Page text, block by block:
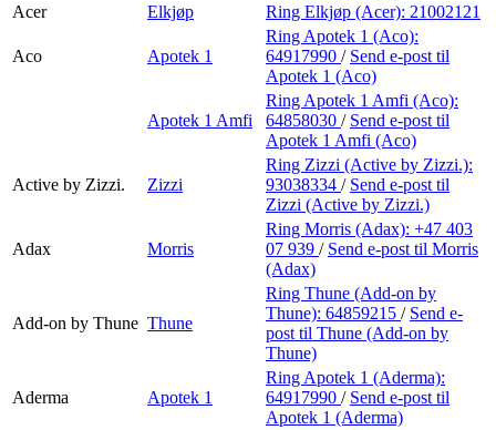
Acer
Elkjøp Ring Elkjøp (Acer): 21002121
Aco Apotek 1
Ring Apotek 1 (Aco):
64917990 / Send e-post til
Apotek 1 (Aco)
Apotek 1 Amfi
Ring Apotek 1 Amfi (Aco):
64858030 / Send e-post til
Apotek 1 Amfi (Aco)
Active by Zizzi. Zizzi
Ring Zizzi (Active by Zizzi.):
93038334 / Send e-post til
Zizzi (Active by Zizzi.)
Adax Morris
Ring Morris (Adax): +47 403
07 939 / Send e-post til Morris
(Adax)
Add-on by Thune Thune
Ring Thune (Add-on by
Thune): 64859215 / Send e-
post til Thune (Add-on by
Thune)
Aderma Apotek 1
Ring Apotek 1 (Aderma):
64917990 / Send e-post til
Apotek 1 (Aderma)